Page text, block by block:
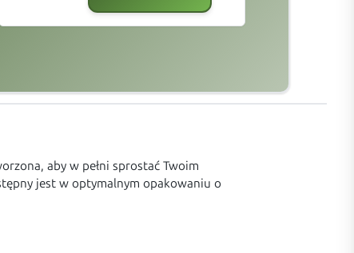
aby w pełni sprostać Twoim
jest w optymalnym opakowaniu o